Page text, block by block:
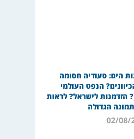
הים: סעודיה חסומה
הנפט העולמי
הזדמנות לישראל? לראות
הגדולה